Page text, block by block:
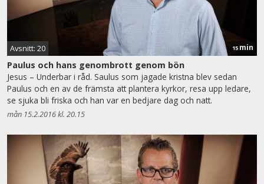
Avsnitt: 20 15 min
Paulus och hans genombrott genom bön
Jesus – Underbar i råd. Saulus som jagade kristna blev sedan
Paulus och en av de främsta att plantera kyrkor, resa upp ledare,
se sjuka bli friska och han var en bedjare dag och natt.
mån 15.2.2016 kl. 20.15